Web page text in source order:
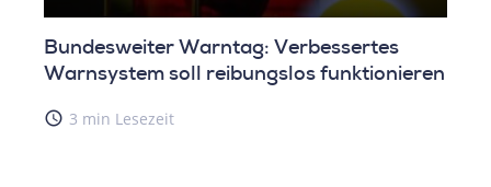
Bundesweiter Warntag: Verbessertes
Warnsystem soll reibungslos funktionieren
access_time 3 min Lesezeit